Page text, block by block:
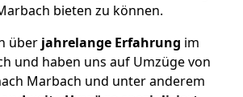
bieten zu können.
überjahrelange Erfahrung im
und haben uns auf Umzüge von
Marbach und unter anderem